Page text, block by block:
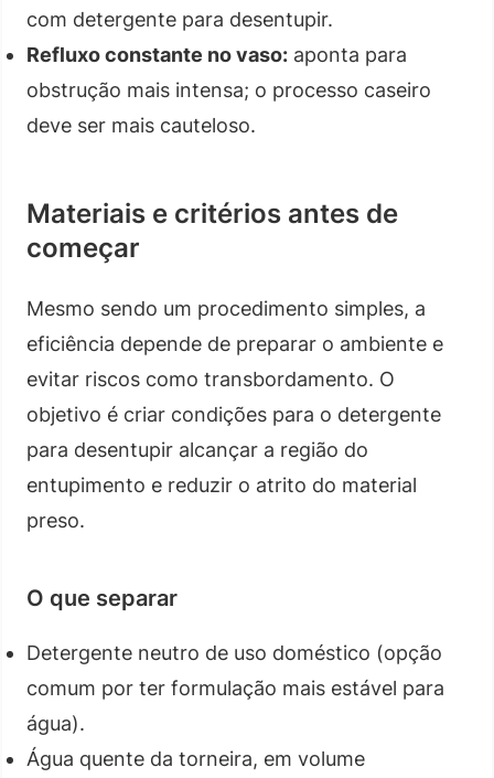
com detergente para desentupir.
Refluxo constante no vaso: aponta para
obstrução mais intensa; o processo caseiro
deve ser mais cauteloso.
Materiais e critérios antes de
começar
Mesmo sendo um procedimento simples, a
eficiência depende de preparar o ambiente e
evitar riscos como transbordamento. O
objetivo é criar condições para o detergente
para desentupir alcançar a região do
entupimento e reduzir o atrito do material
preso.
O que separar
Detergente neutro de uso doméstico (opção
comum por ter formulação mais estável para
água).
Água quente da torneira, em volume